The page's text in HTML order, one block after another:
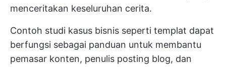
menceritakan keseluruhan cerita.
Contoh studi kasus bisnis seperti templat dapat
berfungsi sebagai panduan untuk membantu
pemasar konten, penulis posting blog, dan